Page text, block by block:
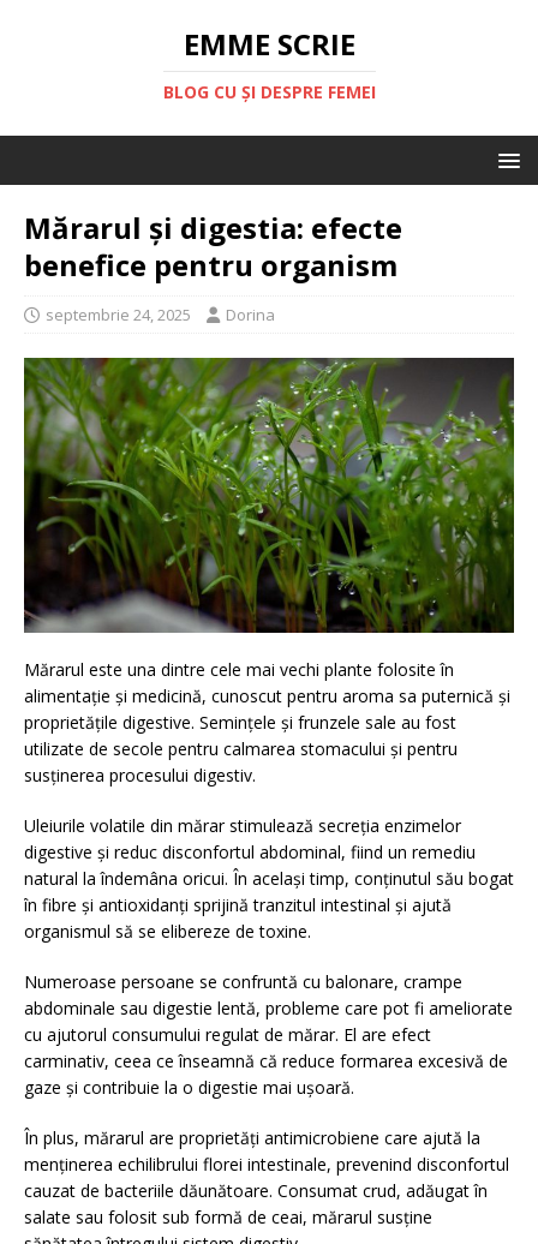
EMME SCRIE
BLOG CU ȘI DESPRE FEMEI
Mărarul și digestia: efecte
benefice pentru organism
septembrie 24, 2025 Dorina
Mărarul este una dintre cele mai vechi plante folosite în
alimentație și medicină, cunoscut pentru aroma sa puternică și
proprietățile digestive. Semințele și frunzele sale au fost
utilizate de secole pentru calmarea stomacului și pentru
susținerea procesului digestiv.
Uleiurile volatile din mărar stimulează secreția enzimelor
digestive și reduc disconfortul abdominal, fiind un remediu
natural la îndemâna oricui. În același timp, conținutul său bogat
în fibre și antioxidanți sprijină tranzitul intestinal și ajută
organismul să se elibereze de toxine.
Numeroase persoane se confruntă cu balonare, crampe
abdominale sau digestie lentă, probleme care pot fi ameliorate
cu ajutorul consumului regulat de mărar. El are efect
carminativ, ceea ce înseamnă că reduce formarea excesivă de
gaze și contribuie la o digestie mai ușoară.
În plus, mărarul are proprietăți antimicrobiene care ajută la
menținerea echilibrului florei intestinale, prevenind disconfortul
cauzat de bacteriile dăunătoare. Consumat crud, adăugat în
salate sau folosit sub formă de ceai, mărarul susține